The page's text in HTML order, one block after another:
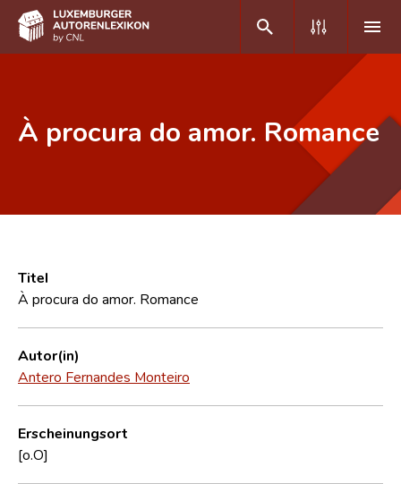
Häufige Fragen und Antworten
CNL
Forschungsgruppe
Kontakt
À procura do amor. Romance
Titel
À procura do amor. Romance
Autor(in)
Antero Fernandes Monteiro
Erscheinungsort
[o.O]